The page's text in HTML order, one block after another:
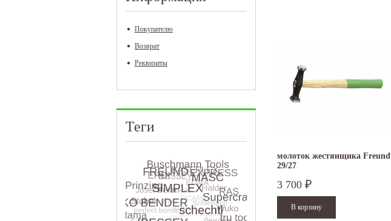
Покупателю
Возврат
Реквизиты
Теги
молоток жестянщика Freund
29/27
3 700 ₽